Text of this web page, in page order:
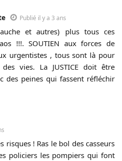
Publié il y a 3 ans
et autres) plus tous ces
!!!. SOUTIEN aux forces de
urgentistes , tous sont là pour
vies. La JUSTICE doit être
des peines qui fassent réfléchir
risques ! Ras le bol des casseurs
policiers les pompiers qui font